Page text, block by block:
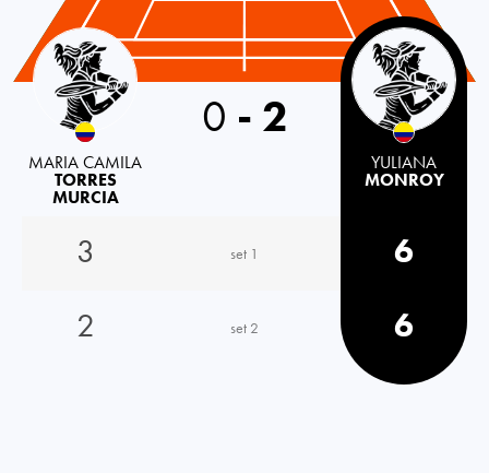
Colombia
MARIA CAMILA
TORRES
MURCIA
0 - 2
YULIANA
MONROY
3 set 1
6
2
set 2 6